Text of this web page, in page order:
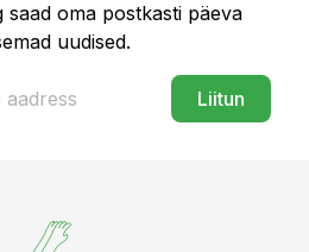
saad oma postkasti päeva
uudised.
Liitun